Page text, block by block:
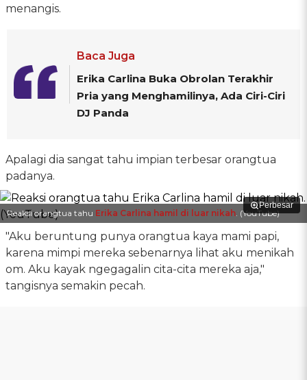
menangis.
Baca Juga
Erika Carlina Buka Obrolan Terakhir
Pria yang Menghamilinya, Ada Ciri-Ciri
DJ Panda
Apalagi dia sangat tahu impian terbesar orangtua
padanya.
Perbesar
Reaksi orangtua tahu Erika Carlina hamil di luar nikah. (YouTube)
"Aku beruntung punya orangtua kaya mami papi,
karena mimpi mereka sebenarnya lihat aku menikah
om. Aku kayak ngegagalin cita-cita mereka aja,"
tangisnya semakin pecah.